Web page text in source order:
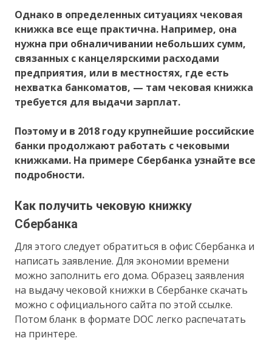
Однако в определенных ситуациях чековая
книжка все еще практична. Например, она
нужна при обналичивании небольших сумм,
связанных с канцелярскими расходами
предприятия, или в местностях, где есть
нехватка банкоматов, — там чековая книжка
требуется для выдачи зарплат.
Поэтому и в 2018 году крупнейшие российские
банки продолжают работать с чековыми
книжками. На примере Сбербанка узнайте все
подробности.
Как получить чековую книжку
Сбербанка
Для этого следует обратиться в офис Сбербанка и
написать заявление. Для экономии времени
можно заполнить его дома. Образец заявления
на выдачу чековой книжки в Сбербанке скачать
можно с официального сайта по этой ссылке.
Потом бланк в формате DOC легко распечатать
на принтере.